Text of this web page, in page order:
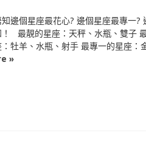
知邊個星座最花心? 邊個星座最專一
！ 最靚的星座：天秤、水瓶、雙子
：牡羊、水瓶、射手 最專一的星座：
»